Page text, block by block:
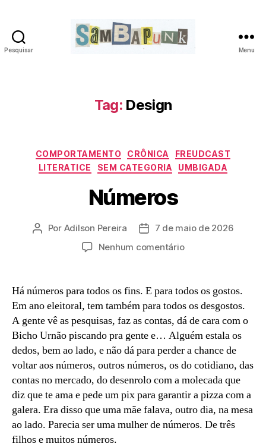
Pesquisar Menu
Tag: Design
Categorias
COMPORTAMENTO CRÔNICA
FREUDCAST
LITERATICE
SEM CATEGORIA UMBIGADA
Números
Autor
Por Adilson Pereira
Data7 de maio de 2026
Nenhum comentárioem
Há números para todos os fins. E para todos os gostos.
Em ano eleitoral, tem também para todos os desgostos.
A gente vê as pesquisas, faz as contas, dá de cara com o
Bicho Urnão piscando pra gente e… Alguém estala os
dedos, bem ao lado, e não dá para perder a chance de
voltar aos números, outros números, os do cotidiano, das
contas no mercado, do desenrolo com a molecada que
diz que te ama e pede um pix para garantir a pizza com a
galera. Era disso que uma mãe falava, outro dia, na mesa
ao lado. Parecia ser uma mulher de números. De três
filhos e muitos números.